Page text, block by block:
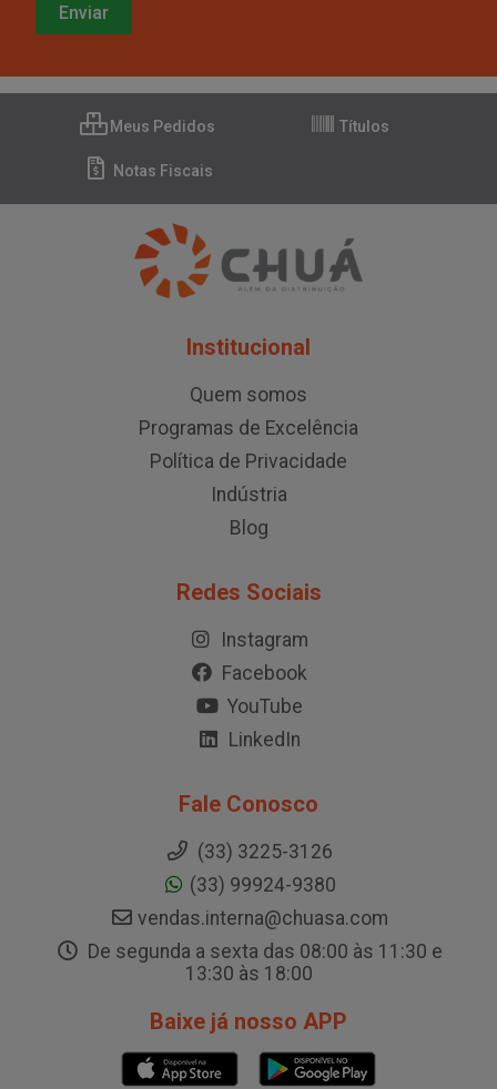
Meus Pedidos Títulos
Notas Fiscais
Institucional
Quem somos
Programas de Excelência
Política de Privacidade
Indústria
Blog
Redes Sociais
Instagram
Facebook
YouTube
LinkedIn
Fale Conosco
(33) 3225-3126
(33) 99924-9380
vendas.interna@chuasa.com
De segunda a sexta das 08:00 às 11:30 e
13:30 às 18:00
Baixe já nosso APP